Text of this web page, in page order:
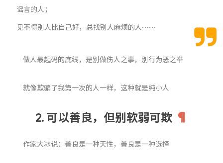
谣言的人；
见不得别人比自己好，总找别人麻烦的人……
做人最起码的底线，是别做伤人之事，别行为恶之举
就像欺骗了我第一次的人一样，这种就是纯小人
2. 可以善良，但别软弱可欺
作家大冰说：善良是一种天性，善良是一种选择